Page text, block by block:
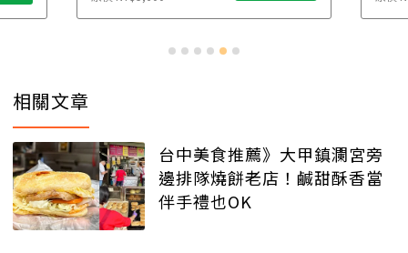
相關文章
台中美食推薦》大甲鎮瀾宮旁
邊排隊燒餅老店！鹹甜酥香當
伴手禮也OK